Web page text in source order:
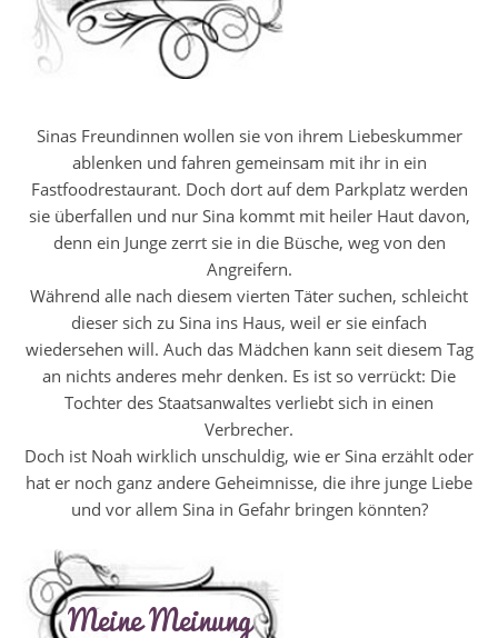
Sinas Freundinnen wollen sie von ihrem Liebeskummer
ablenken und fahren gemeinsam mit ihr in ein
Fastfoodrestaurant. Doch dort auf dem Parkplatz werden
sie überfallen und nur Sina kommt mit heiler Haut davon,
denn ein Junge zerrt sie in die Büsche, weg von den
Angreifern.
Während alle nach diesem vierten Täter suchen, schleicht
dieser sich zu Sina ins Haus, weil er sie einfach
wiedersehen will. Auch das Mädchen kann seit diesem Tag
an nichts anderes mehr denken. Es ist so verrückt: Die
Tochter des Staatsanwaltes verliebt sich in einen
Verbrecher.
Doch ist Noah wirklich unschuldig, wie er Sina erzählt oder
hat er noch ganz andere Geheimnisse, die ihre junge Liebe
und vor allem Sina in Gefahr bringen könnten?